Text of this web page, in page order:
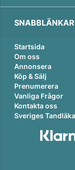
SNABBLÄNKAR
Startsida
Om oss
Annonsera
Köp & Sälj
Prenumerera
Vanliga Frågor
Kontakta oss
Sveriges